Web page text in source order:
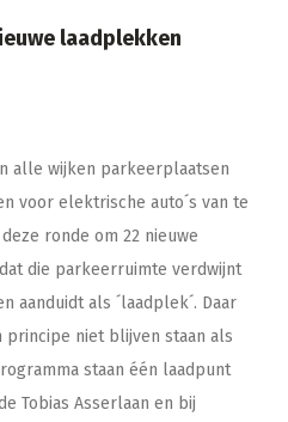
laadplekken
alle wijken parkeerplaatsen
voor elektrische auto´s van te
ronde om 22 nieuwe
die parkeerruimte verdwijnt
aanduidt als ´laadplek´. Daar
principe niet blijven staan als
staan één laadpunt
Tobias Asserlaan en bij